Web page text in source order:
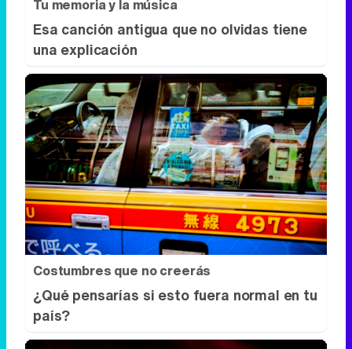
Tu memoria y la música
Esa canción antigua que no olvidas tiene
una explicación
Costumbres que no creerás
¿Qué pensarías si esto fuera normal en tu
país?